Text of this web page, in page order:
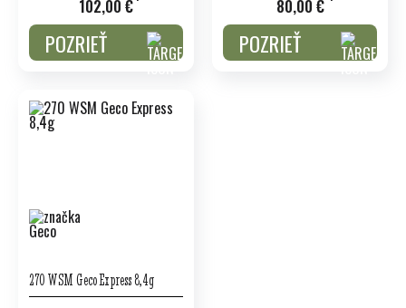
102,00 €
POZRIEŤ
80,00 €
POZRIEŤ
270 WSM Geco Express 8,4g